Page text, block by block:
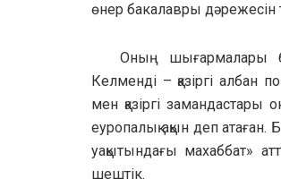
өнер бакалавры дәрежесін
Оның шығармалары
Келменді – қазіргі албан
мен қазіргі
еуропалық ақын деп
уақытындағы махаббат»
шештік.